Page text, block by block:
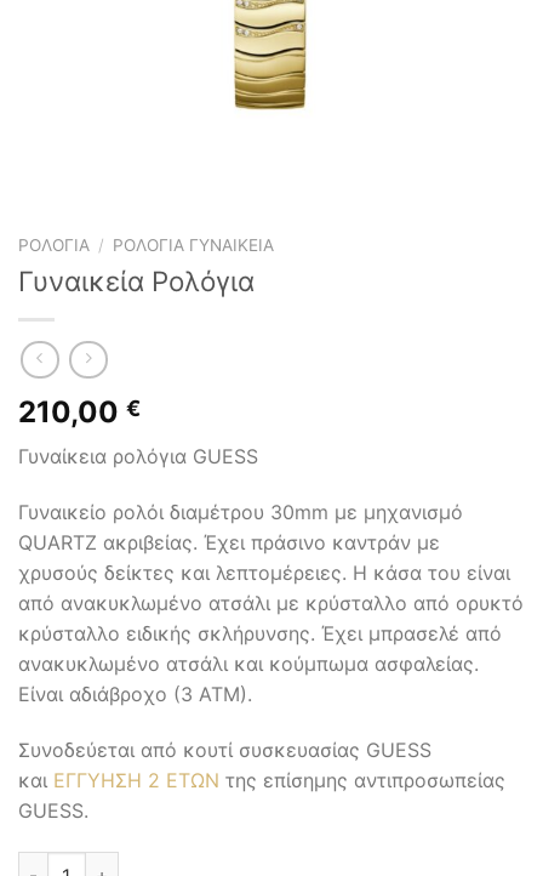
ΡΟΛΌΓΙΑ / ΡΟΛΌΓΙΑ ΓΥΝΑΙΚΕΊΑ
Γυναικεία Ρολόγια
210,00 €
Γυναίκεια ρολόγια GUESS
Γυναικείο ρολόι διαμέτρου 30mm με μηχανισμό
QUARTZ ακριβείας. Έχει πράσινο καντράν με
χρυσούς δείκτες και λεπτομέρειες. Η κάσα του είναι
από ανακυκλωμένο ατσάλι με κρύσταλλο από ορυκτό
κρύσταλλο ειδικής σκλήρυνσης. Έχει μπρασελέ από
ανακυκλωμένο ατσάλι και κούμπωμα ασφαλείας.
Είναι αδιάβροχο (3 ΑΤΜ).
Συνοδεύεται από κουτί συσκευασίας GUESS
και ΕΓΓΥΗΣΗ 2 ΕΤΩΝ της επίσημης αντιπροσωπείας
GUESS.
Γυναικεία Ρολόγια ποσότητα